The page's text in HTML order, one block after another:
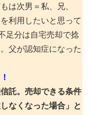
は次男＝私、兄、
利用したいと思って
足分は自宅売却で捻
父が認知症になった
託。売却できる条件
なくなった場合」と